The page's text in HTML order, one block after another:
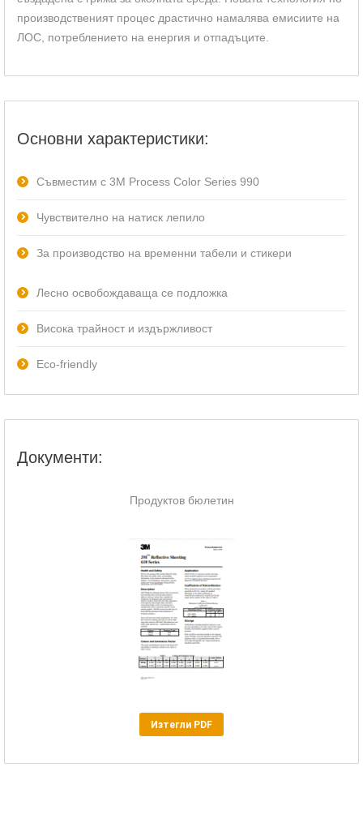
производственият процес драстично намалява емисиите на
ЛОС, потреблението на енергия и отпадъците.
Основни характеристики:
Съвместим с 3M Process Color Series 990
Чувствително на натиск лепило
За производство на временни табели и стикери
Лесно освобождаваща се подложка
Висока трайност и издържливост
Eco-friendly
Документи:
Продуктов бюлетин
Изтегли PDF